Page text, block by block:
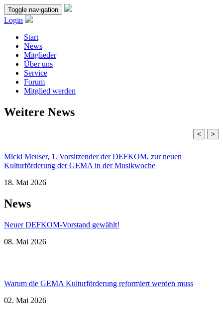
Toggle navigation
Login
Start
News
Mitglieder
Über uns
Service
Forum
Mitglied werden
Weitere News
< >
Micki Meuser, 1. Vorsitzender der DEFKOM, zur neuen
Kulturförderung der GEMA in der Musikwoche
18. Mai 2026
News
Neuer DEFKOM-Vorstand gewählt!
08. Mai 2026
Warum die GEMA Kulturförderung reformiert werden muss
02. Mai 2026